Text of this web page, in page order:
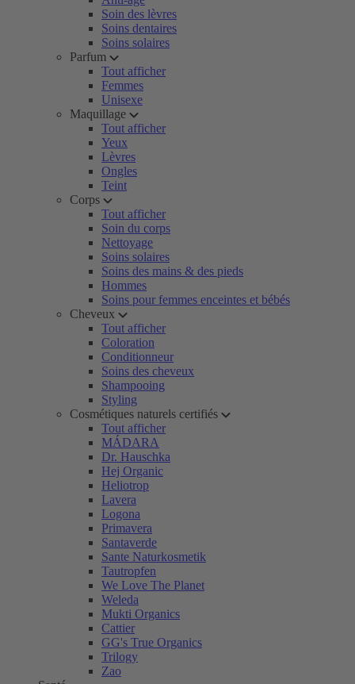
Soin des lèvres
Soins dentaires
Soins solaires
Parfum
Tout afficher
Femmes
Unisexe
Maquillage
Tout afficher
Yeux
Lèvres
Ongles
Teint
Corps
Tout afficher
Soin du corps
Nettoyage
Soins solaires
Soins des mains & des pieds
Hommes
Soins pour femmes enceintes et bébés
Cheveux
Tout afficher
Coloration
Conditionneur
Soins des cheveux
Shampooing
Styling
Cosmétiques naturels certifiés
Tout afficher
MÁDARA
Dr. Hauschka
Hej Organic
Heliotrop
Lavera
Logona
Primavera
Santaverde
Sante Naturkosmetik
Tautropfen
We Love The Planet
Weleda
Mukti Organics
Cattier
GG's True Organics
Trilogy
Zao